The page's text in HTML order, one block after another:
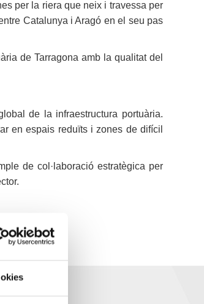
per la riera que neix i travessa per
Catalunya i Aragó en el seu pas
de Tarragona amb la qualitat del
de la infraestructura portuària.
en espais reduïts i zones de difícil
de col·laboració estratègica per